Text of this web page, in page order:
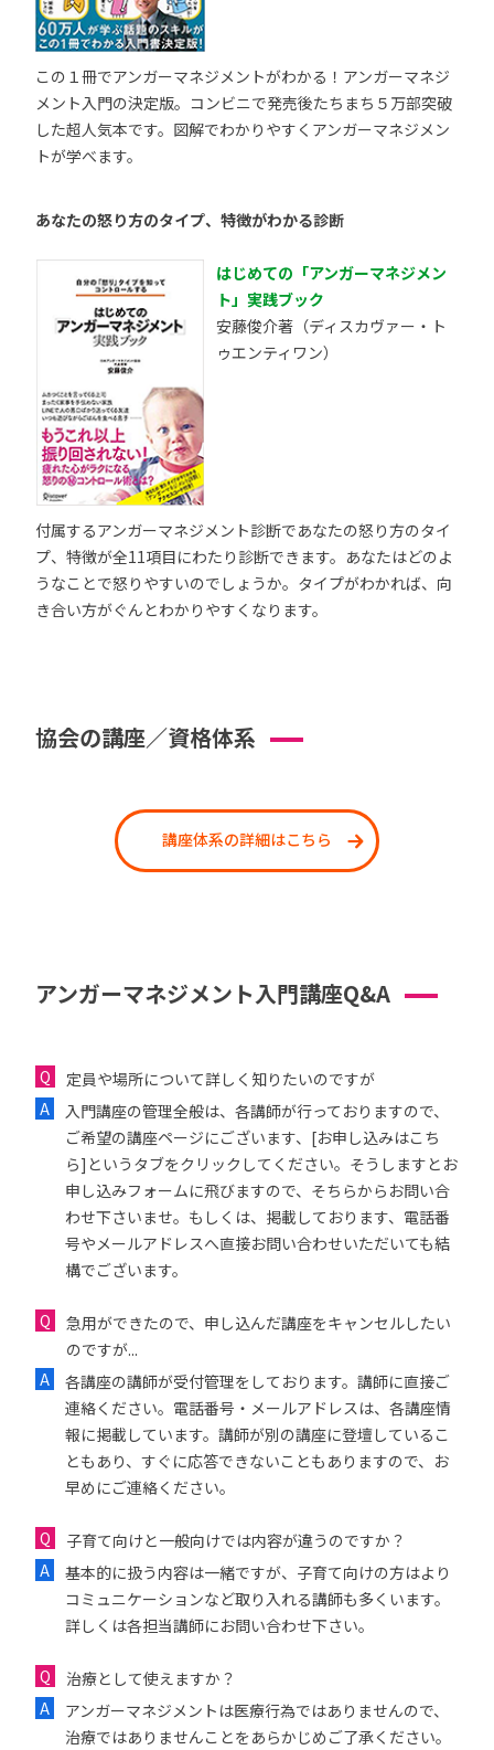
この１冊でアンガーマネジメントがわかる！アンガーマネジ
メント入門の決定版。コンビニで発売後たちまち５万部突破
した超人気本です。図解でわかりやすくアンガーマネジメン
トが学べます。
あなたの怒り方のタイプ、特徴がわかる診断
はじめての「アンガーマネジメン
ト」実践ブック
安藤俊介著（ディスカヴァー・ト
ゥエンティワン）
付属するアンガーマネジメント診断であなたの怒り方のタイ
プ、特徴が全11項目にわたり診断できます。あなたはどのよ
うなことで怒りやすいのでしょうか。タイプがわかれば、向
き合い方がぐんとわかりやすくなります。
協会の講座／資格体系
講座体系の詳細はこちら
アンガーマネジメント入門講座Q&A
定員や場所について詳しく知りたいのですが
入門講座の管理全般は、各講師が行っておりますので、
ご希望の講座ページにございます、[お申し込みはこち
ら]というタブをクリックしてください。そうしますとお
申し込みフォームに飛びますので、そちらからお問い合
わせ下さいませ。もしくは、掲載しております、電話番
号やメールアドレスへ直接お問い合わせいただいても結
構でございます。
急用ができたので、申し込んだ講座をキャンセルしたい
のですが...
各講座の講師が受付管理をしております。講師に直接ご
連絡ください。電話番号・メールアドレスは、各講座情
報に掲載しています。講師が別の講座に登壇しているこ
ともあり、すぐに応答できないこともありますので、お
早めにご連絡ください。
子育て向けと一般向けでは内容が違うのですか？
基本的に扱う内容は一緒ですが、子育て向けの方はより
コミュニケーションなど取り入れる講師も多くいます。
詳しくは各担当講師にお問い合わせ下さい。
治療として使えますか？
アンガーマネジメントは医療行為ではありませんので、
治療ではありませんことをあらかじめご了承ください。